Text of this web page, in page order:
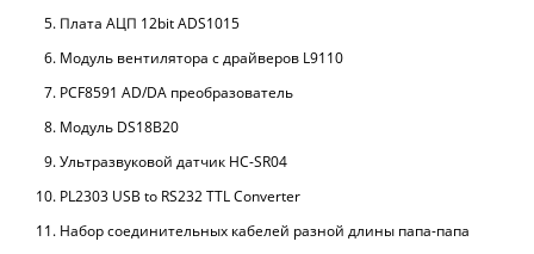
Плата АЦП 12bit ADS1015
Модуль вентилятора с драйверов L9110
PCF8591 AD/DA преобразователь
Модуль DS18B20
Ультразвуковой датчик HC-SR04
PL2303 USB to RS232 TTL Converter
Набор соединительных кабелей разной длины папа-папа